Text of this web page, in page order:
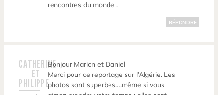
rencontres du monde .
RÉPONDRE
CATHERINE
ET
PHILIPPE
Bonjour Marion et Daniel
Merci pour ce reportage sur l’Algérie. Les
photos sont superbes….même si vous